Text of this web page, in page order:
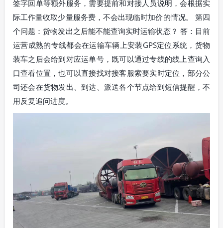
签字回单等额外服务，需要提前和对接人员说明，会根据实
际工作量收取少量服务费，不会出现临时加价的情况。 第四
个问题：货物发出之后能不能查询实时运输状态？ 答：目前
运营成熟的专线都会在运输车辆上安装GPS定位系统，货物
装车之后会给到对应运单号，既可以通过专线的线上查询入
口查看位置，也可以直接找对接客服索要实时定位，部分公
司还会在货物发出、到达、派送各个节点给到短信提醒，不
用反复追问进度。